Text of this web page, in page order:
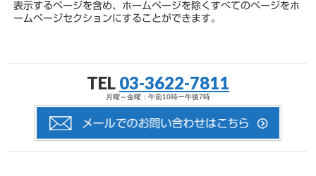
表示するページを含め、ホームページを除くすべてのページをホ
ームページセクションにすることができます。
TEL 03-3622-7811
月曜～金曜：午前10時ー午後7時